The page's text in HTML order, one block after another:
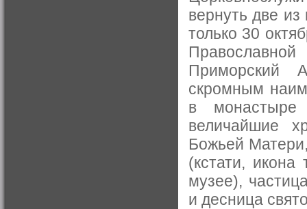
вернуть две
только 30
Приморский
скромным
в монастыре
величайшие
Божьей
(кстати,
музее),
и десница